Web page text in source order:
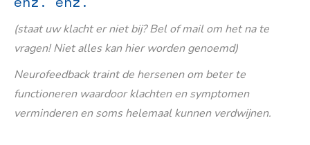
(staat uw klacht er niet bij? Bel of mail om het na te
vragen! Niet alles kan hier worden genoemd)
Neurofeedback traint de hersenen om beter te
functioneren waardoor klachten en symptomen
verminderen en soms helemaal kunnen verdwijnen.